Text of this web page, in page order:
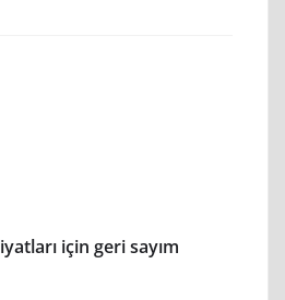
için geri sayım